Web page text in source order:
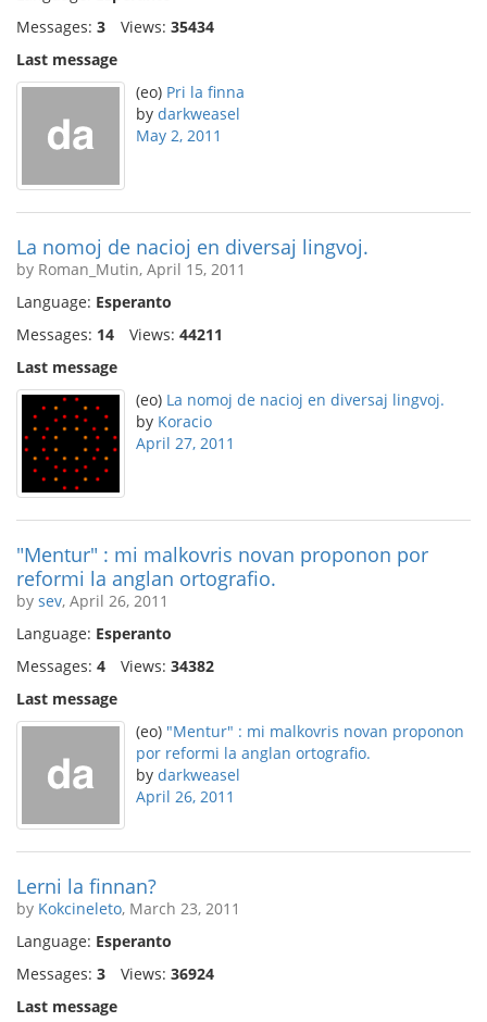
Messages: 3 Views: 35434
Last message
(eo) Pri la finna
by darkweasel
May 2, 2011
La nomoj de nacioj en diversaj lingvoj.
by Roman_Mutin, April 15, 2011
Language: Esperanto
Messages: 14 Views: 44211
Last message
(eo) La nomoj de nacioj en diversaj lingvoj.
by Koracio
April 27, 2011
"Mentur" : mi malkovris novan proponon por
reformi la anglan ortografio.
by sev, April 26, 2011
Language: Esperanto
Messages: 4 Views: 34382
Last message
(eo) "Mentur" : mi malkovris novan proponon
por reformi la anglan ortografio.
by darkweasel
April 26, 2011
Lerni la finnan?
by Kokcineleto, March 23, 2011
Language: Esperanto
Messages: 3 Views: 36924
Last message